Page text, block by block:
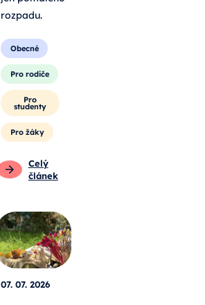
rozpadu.
Obecné
Pro rodiče
Pro
studenty
Pro žáky
Celý
článek
07. 07. 2026